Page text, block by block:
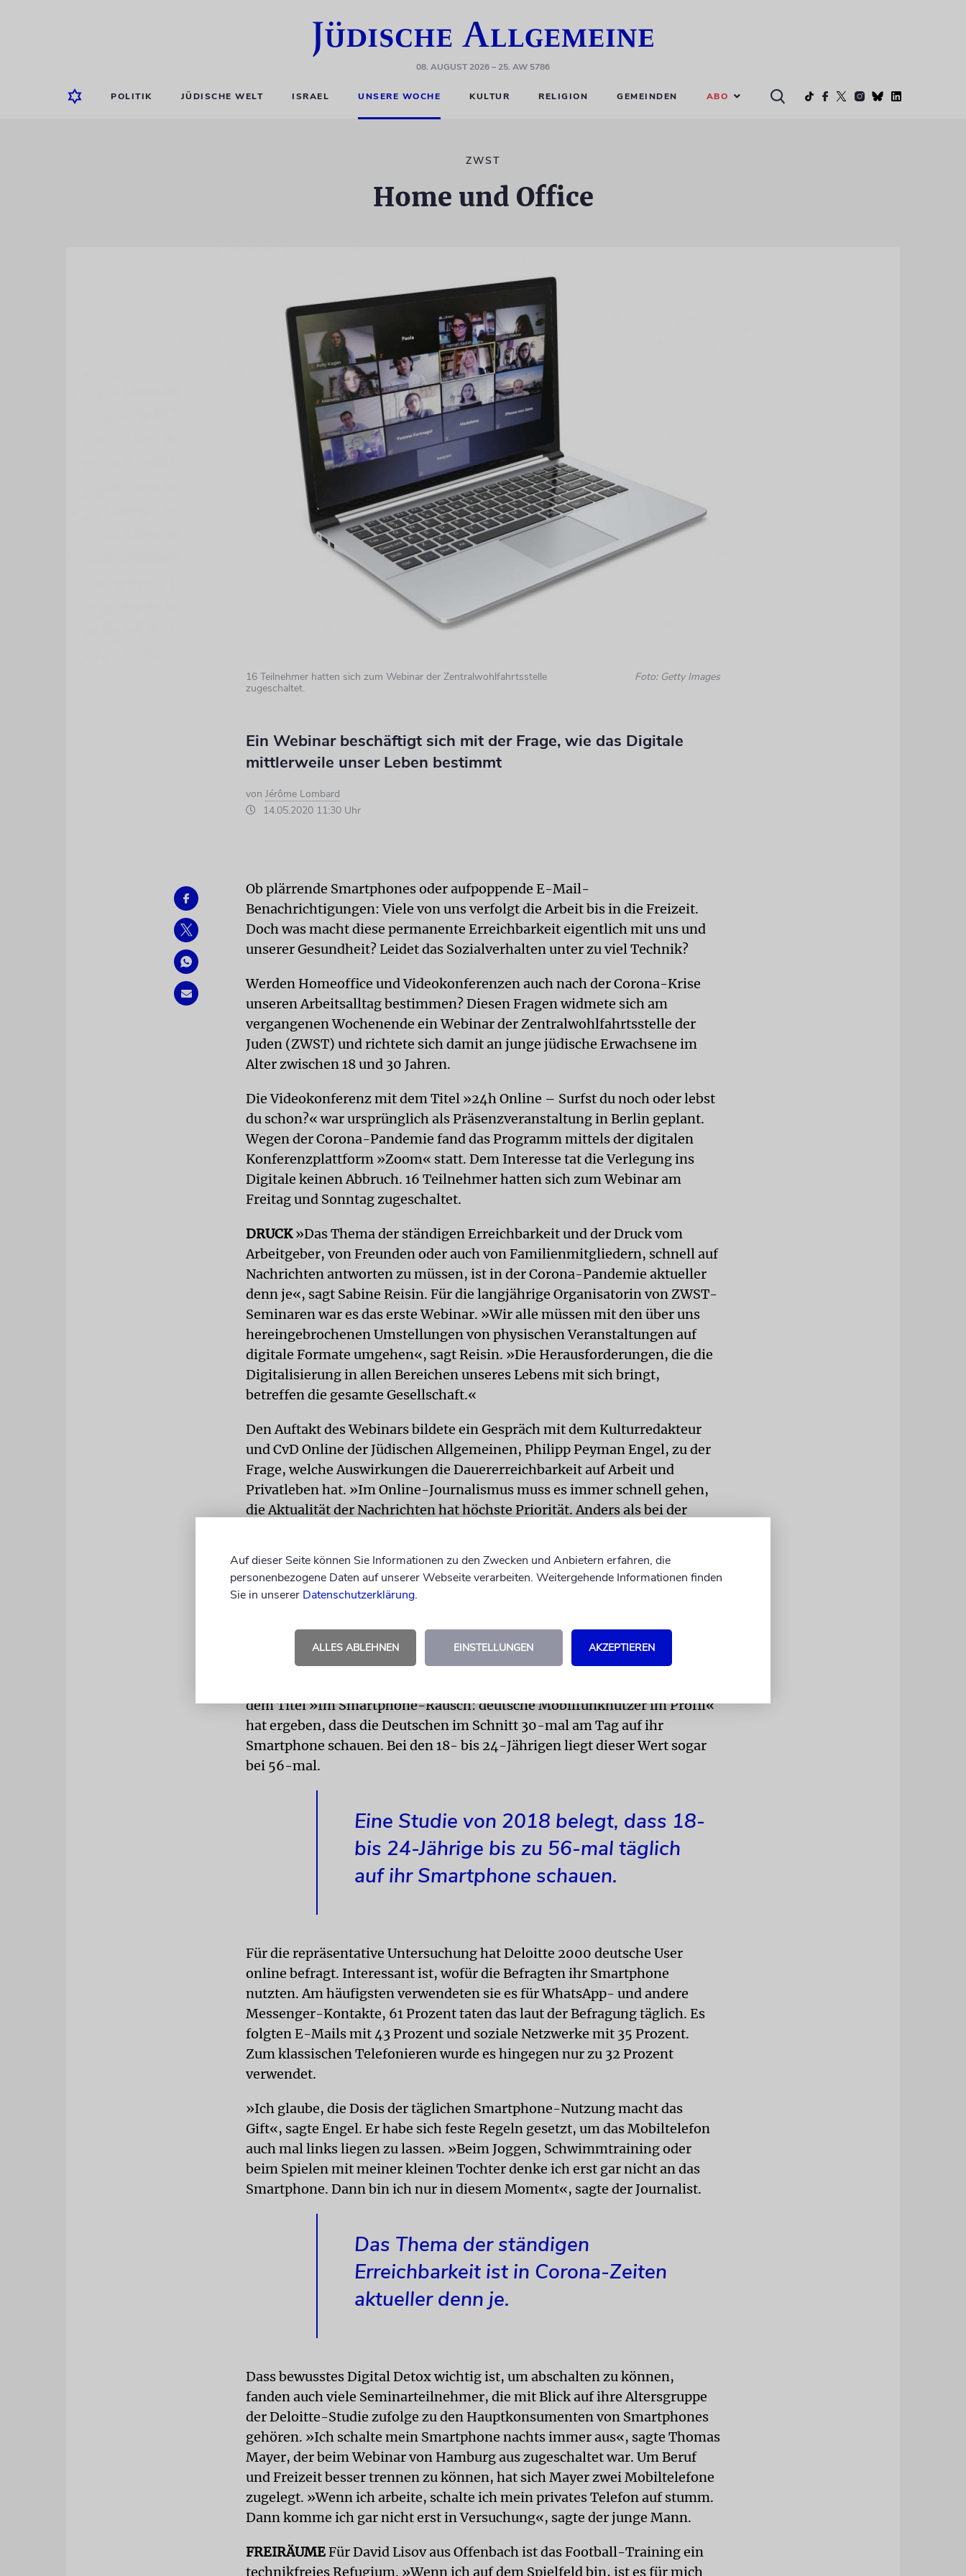
08. AUGUST 2026– 25. AW 5786
POLITIK JÜDISCHE WELT ISRAEL UNSERE WOCHE KULTUR RELIGION GEMEINDEN ABO
ZWST
Home und Office
16 Teilnehmer hatten sich zum Webinar der Zentralwohlfahrtsstelle
zugeschaltet.
Foto: Getty Images
Ein Webinar beschäftigt sich mit der Frage, wie das Digitale
mittlerweile unser Leben bestimmt
von Jérôme Lombard
14.05.2020 11:30 Uhr
Ob plärrende Smartphones oder aufpoppende E-Mail-
Benachrichtigungen: Viele von uns verfolgt die Arbeit bis in die Freizeit.
Doch was macht diese permanente Erreichbarkeit eigentlich mit uns und
unserer Gesundheit? Leidet das Sozialverhalten unter zu viel Technik?
Werden Homeoffice und Videokonferenzen auch nach der Corona-Krise
unseren Arbeitsalltag bestimmen? Diesen Fragen widmete sich am
vergangenen Wochenende ein Webinar der Zentralwohlfahrtsstelle der
Juden (ZWST) und richtete sich damit an junge jüdische Erwachsene im
Alter zwischen 18 und 30 Jahren.
Die Videokonferenz mit dem Titel »24h Online – Surfst du noch oder lebst
du schon?« war ursprünglich als Präsenzveranstaltung in Berlin geplant.
Wegen der Corona-Pandemie fand das Programm mittels der digitalen
Konferenzplattform »Zoom« statt. Dem Interesse tat die Verlegung ins
Digitale keinen Abbruch. 16 Teilnehmer hatten sich zum Webinar am
Freitag und Sonntag zugeschaltet.
DRUCK»Das Thema der ständigen Erreichbarkeit und der Druck vom
Arbeitgeber, von Freunden oder auch von Familienmitgliedern, schnell auf
Nachrichten antworten zu müssen, ist in der Corona-Pandemie aktueller
denn je«, sagt Sabine Reisin. Für die langjährige Organisatorin von ZWST-
Seminaren war es das erste Webinar. »Wir alle müssen mit den über uns
hereingebrochenen Umstellungen von physischen Veranstaltungen auf
digitale Formate umgehen«, sagt Reisin. »Die Herausforderungen, die die
Digitalisierung in allen Bereichen unseres Lebens mit sich bringt,
betreffen die gesamte Gesellschaft.«
Den Auftakt des Webinars bildete ein Gespräch mit dem Kulturredakteur
und CvD Online der Jüdischen Allgemeinen, Philipp Peyman Engel, zu der
Frage, welche Auswirkungen die Dauererreichbarkeit auf Arbeit und
Privatleben hat. »Im Online-Journalismus muss es immer schnell gehen,
die Aktualität der Nachrichten hat höchste Priorität. Anders als bei der
Mails, SMS und Nachrichtenticker-Meldungen könne eine große
Herausforderung sein. »Man muss gut organisiert sein und strukturiert
STRESSFAKTORDass das Smartphone nicht nur für Journalisten zum
Stressfaktor Nummer eins werden kann, belegt eine Studie der
dem Titel »Im Smartphone-Rausch: deutsche Mobilfunknutzer im Profil«
hat ergeben, dass die Deutschen im Schnitt 30-mal am Tag auf ihr
Smartphone schauen. Bei den 18- bis 24-Jährigen liegt dieser Wert sogar
bei 56-mal.
Eine Studie von 2018 belegt, dass 18-
bis 24-Jährige bis zu 56-mal täglich
auf ihr Smartphone schauen.
Für die repräsentative Untersuchung hat Deloitte 2000 deutsche User
online befragt. Interessant ist, wofür die Befragten ihr Smartphone
nutzten. Am häufigsten verwendeten sie es für WhatsApp- und andere
Messenger-Kontakte, 61 Prozent taten das laut der Befragung täglich. Es
folgten E-Mails mit 43 Prozent und soziale Netzwerke mit 35 Prozent.
Zum klassischen Telefonieren wurde es hingegen nur zu 32 Prozent
verwendet.
»Ich glaube, die Dosis der täglichen Smartphone-Nutzung macht das
Gift«, sagte Engel. Er habe sich feste Regeln gesetzt, um das Mobiltelefon
auch mal links liegen zu lassen. »Beim Joggen, Schwimmtraining oder
beim Spielen mit meiner kleinen Tochter denke ich erst gar nicht an das
Smartphone. Dann bin ich nur in diesem Moment«, sagte der Journalist.
Das Thema der ständigen
Erreichbarkeit ist in Corona-Zeiten
aktueller denn je.
Dass bewusstes Digital Detox wichtig ist, um abschalten zu können,
fanden auch viele Seminarteilnehmer, die mit Blick auf ihre Altersgruppe
der Deloitte-Studie zufolge zu den Hauptkonsumenten von Smartphones
gehören. »Ich schalte mein Smartphone nachts immer aus«, sagte Thomas
Mayer, der beim Webinar von Hamburg aus zugeschaltet war. Um Beruf
und Freizeit besser trennen zu können, hat sich Mayer zwei Mobiltelefone
zugelegt. »Wenn ich arbeite, schalte ich mein privates Telefon auf stumm.
Dann komme ich gar nicht erst in Versuchung«, sagte der junge Mann.
FREIRÄUMEFür David Lisov aus Offenbach ist das Football-Training ein
technikfreies Refugium. »Wenn ich auf dem Spielfeld bin, ist es für mich
Auf dieser Seite können Sie Informationen zu den Zwecken und Anbietern erfahren, die
personenbezogene Daten auf unserer Webseite verarbeiten. Weitergehende Informationen finden
Sie in unserer Datenschutzerklärung.
ALLES ABLEHNEN EINSTELLUNGEN AKZEPTIEREN